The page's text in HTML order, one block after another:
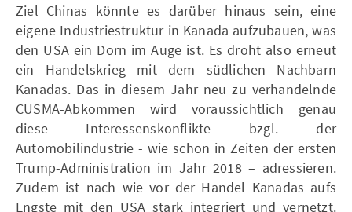
Ziel Chinas könnte es darüber hinaus sein, eine
eigene Industriestruktur in Kanada aufzubauen, was
den USA ein Dorn im Auge ist. Es droht also erneut
ein Handelskrieg mit dem südlichen Nachbarn
Kanadas. Das in diesem Jahr neu zu verhandelnde
CUSMA-Abkommen wird voraussichtlich genau
diese Interessenskonflikte bzgl. der
Automobilindustrie - wie schon in Zeiten der ersten
Trump-Administration im Jahr 2018 – adressieren.
Zudem ist nach wie vor der Handel Kanadas aufs
Engste mit den USA stark integriert und vernetzt.